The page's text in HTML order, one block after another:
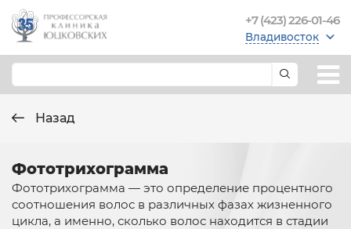
+7 (423) 226-01-46
Владивосток
Назад
Фототрихограмма
Фототрихограмма — это определение процентного
соотношения волос в различных фазах жизненного
цикла, а именно, сколько волос находится в стадии